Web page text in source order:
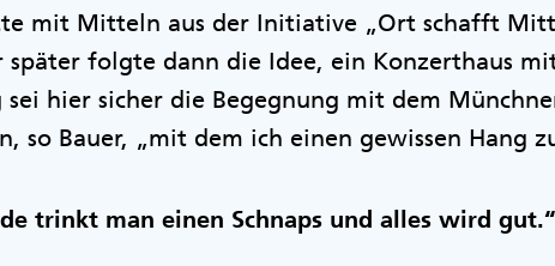
mit Mitteln aus der Initiative „Ort schafft
später folgte dann die Idee, ein Konzerthaus
hier sicher die Begegnung mit dem
so Bauer, „mit dem ich einen gewissen Hang
trinkt man einen Schnaps und alles wird gut.“